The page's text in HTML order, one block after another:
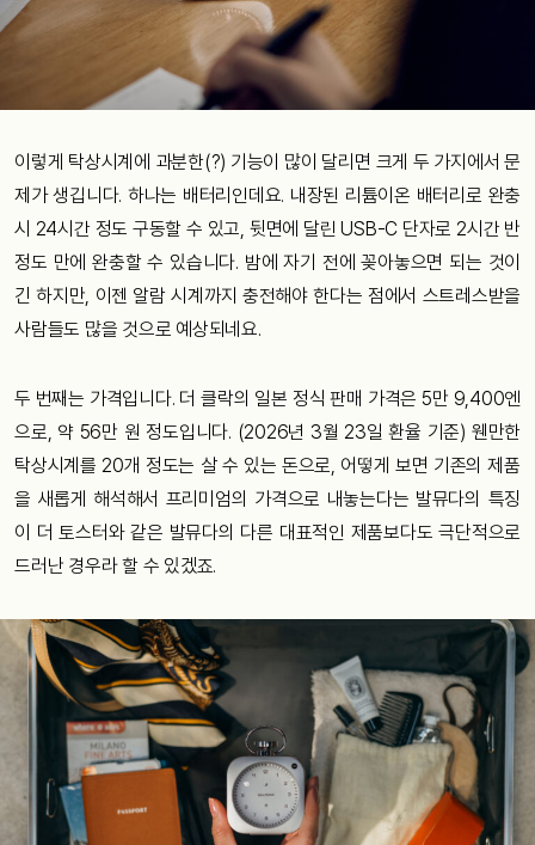
이렇게 탁상시계에 과분한(?) 기능이 많이 달리면 크게 두 가지에서 문
제가 생깁니다. 하나는 배터리인데요. 내장된 리튬이온 배터리로 완충
시 24시간 정도 구동할 수 있고, 뒷면에 달린 USB-C 단자로 2시간 반
정도 만에 완충할 수 있습니다. 밤에 자기 전에 꽂아놓으면 되는 것이
긴 하지만, 이젠 알람 시계까지 충전해야 한다는 점에서 스트레스받을
사람들도 많을 것으로 예상되네요.
두 번째는 가격입니다. 더 클락의 일본 정식 판매 가격은 5만 9,400엔
으로, 약 56만 원 정도입니다. (2026년 3월 23일 환율 기준) 웬만한
탁상시계를 20개 정도는 살 수 있는 돈으로, 어떻게 보면 기존의 제품
을 새롭게 해석해서 프리미엄의 가격으로 내놓는다는 발뮤다의 특징
이 더 토스터와 같은 발뮤다의 다른 대표적인 제품보다도 극단적으로
드러난 경우라 할 수 있겠죠.